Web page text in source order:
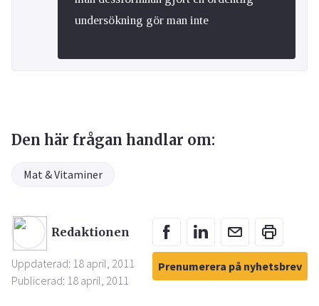
undersökning gör man inte
Den här frågan handlar om:
Mat & Vitaminer
Redaktionen
Uppdaterad: 18 april, 2011
Publicerad: 18 april, 2011
Prenumerera på nyhetsbrev